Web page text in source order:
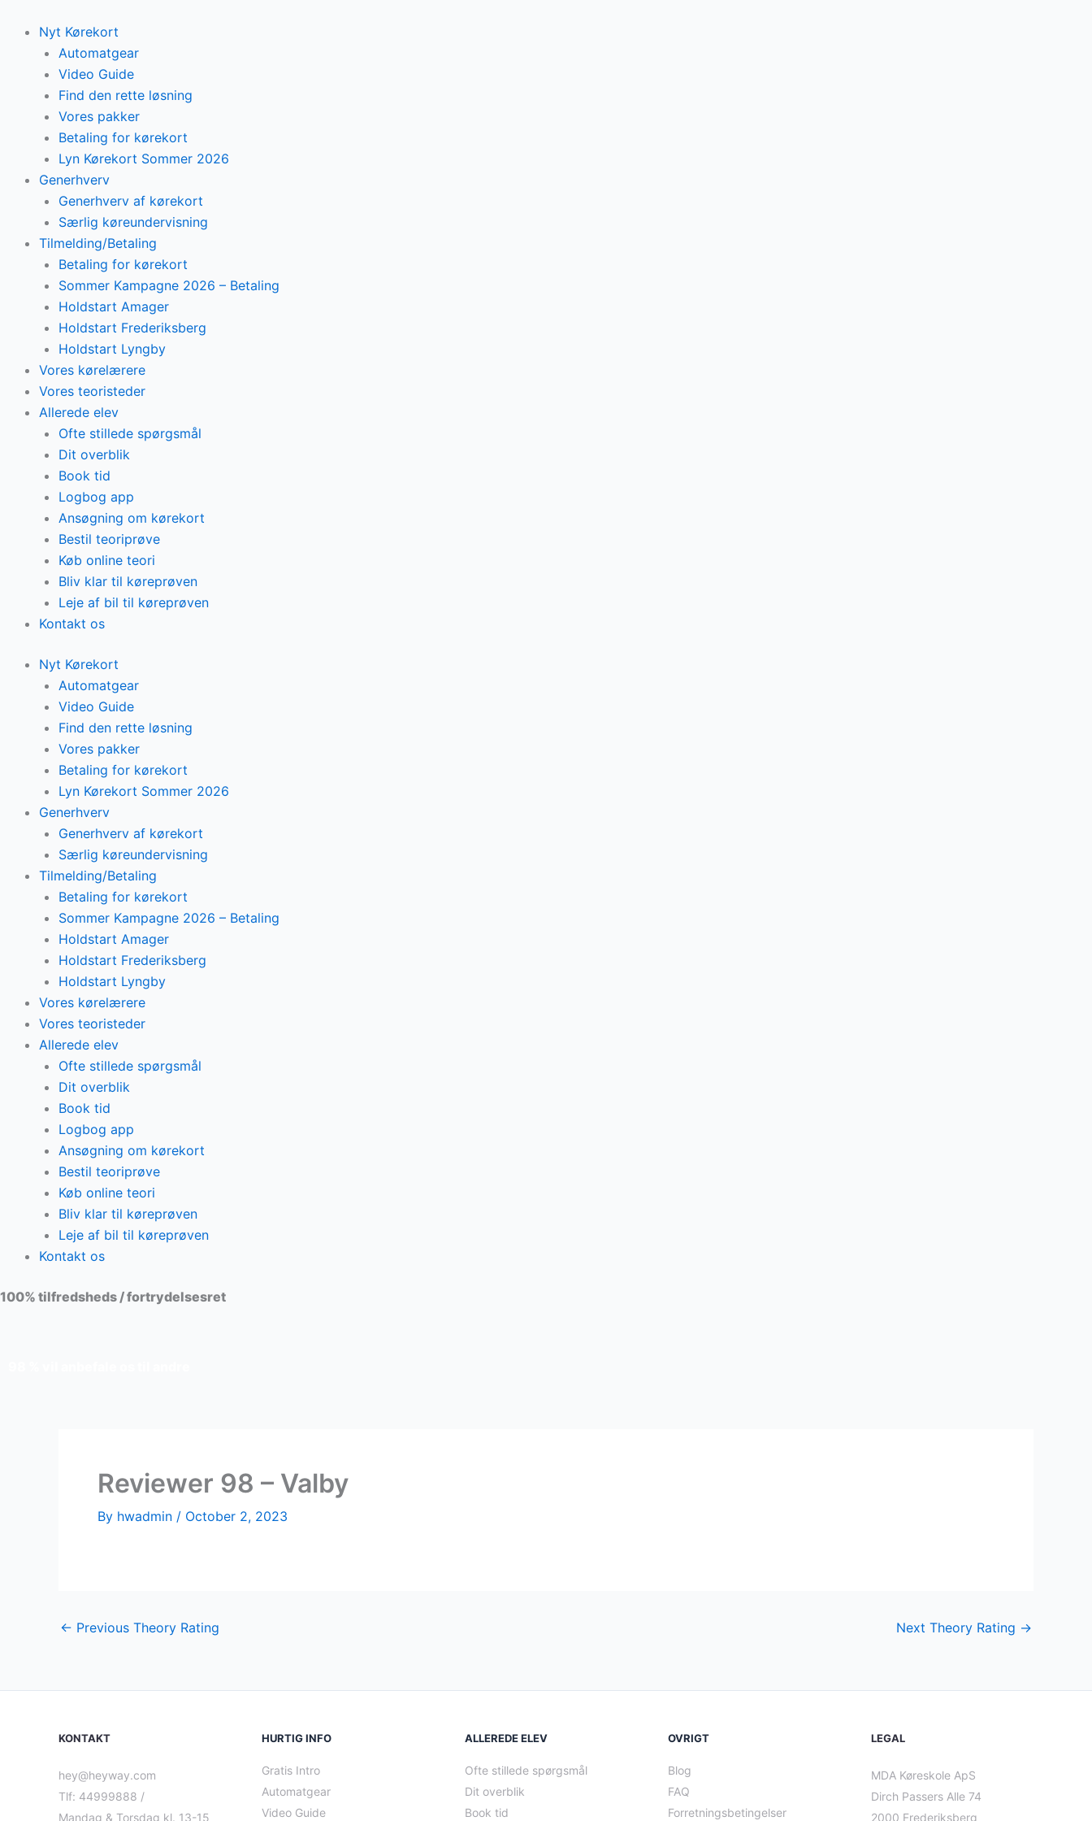
content
Nyt Kørekort
Automatgear
Video Guide
Find den rette løsning
Vores pakker
Betaling for kørekort
Lyn Kørekort Sommer 2026
Generhverv
Generhverv af kørekort
Særlig køreundervisning
Tilmelding/Betaling
Betaling for kørekort
Sommer Kampagne 2026 – Betaling
Holdstart Amager
Holdstart Frederiksberg
Holdstart Lyngby
Vores kørelærere
Vores teoristeder
Allerede elev
Ofte stillede spørgsmål
Dit overblik
Book tid
Logbog app
Ansøgning om kørekort
Bestil teoriprøve
Køb online teori
Bliv klar til køreprøven
Leje af bil til køreprøven
Kontakt os
Nyt Kørekort
Automatgear
Video Guide
Find den rette løsning
Vores pakker
Betaling for kørekort
Lyn Kørekort Sommer 2026
Generhverv
Generhverv af kørekort
Særlig køreundervisning
Tilmelding/Betaling
Betaling for kørekort
Sommer Kampagne 2026 – Betaling
Holdstart Amager
Holdstart Frederiksberg
Holdstart Lyngby
Vores kørelærere
Vores teoristeder
Allerede elev
Ofte stillede spørgsmål
Dit overblik
Book tid
Logbog app
Ansøgning om kørekort
Bestil teoriprøve
Køb online teori
Bliv klar til køreprøven
Leje af bil til køreprøven
Kontakt os
100% tilfredsheds / fortrydelsesret
Reviewer 98 – Valby
By hwadmin / October 2, 2023
← Previous Theory Rating Next Theory Rating →
KONTAKT
hey@heyway.com
Tlf: 44999888 /
Mandag & Torsdag kl. 13-15
HURTIG INFO
Gratis Intro
Automatgear
Video Guide
ALLEREDE ELEV
Ofte stillede spørgsmål
Dit overblik
Book tid
OVRIGT
Blog
FAQ
Forretningsbetingelser
LEGAL
MDA Køreskole ApS
Dirch Passers Alle 74
2000 Frederiksberg